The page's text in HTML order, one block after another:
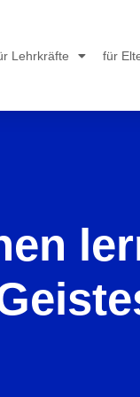
Lehrkräfte für